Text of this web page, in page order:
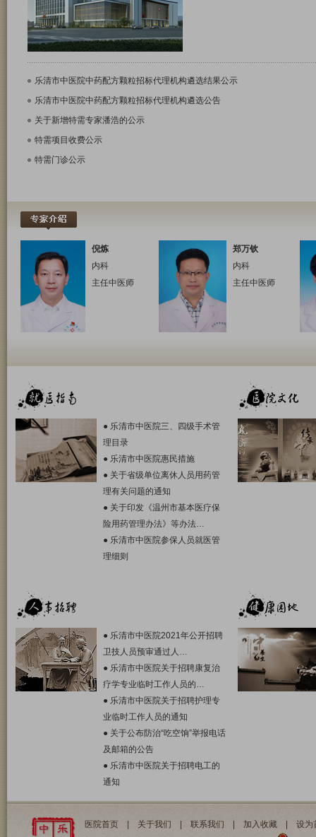
乐清市中医院中药配方颗粒招标代理机构遴​选结果公示
乐清市中医院中药配方颗粒招标代理机构遴选公告
关于新增特需专家潘浩的公示
特需项目收费公示
特需门诊公示
主任中医师
郑万钦
主任中医师
● 乐清市中医院三、四级手术管
理目录
● 乐清市中医院惠民措施
● 关于省级单位离休人员用药管
理有关问题的通知
● 关于印发《温州市基本医疗保
险用药管理办法》等办法…
● 乐清市中医院参保人员就医管
理细则
● 乐清市中医院2021年公开招聘
卫技人员预审通过人…
● 乐清市中医院关于招聘康复治
疗学专业临时工作人员的…
● 乐清市中医院关于招聘护理专
业临时工作人员的通知
● 关于公布防治“吃空饷”举报电话
及邮箱的公告
● 乐清市中医院关于招聘电工的
通知
医院首页 关于我们 联系我们 加入收藏 设为